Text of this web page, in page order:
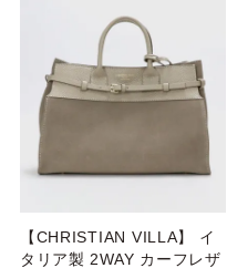
【CHRISTIAN VILLA】 イ
タリア製 2WAY カーフレザ